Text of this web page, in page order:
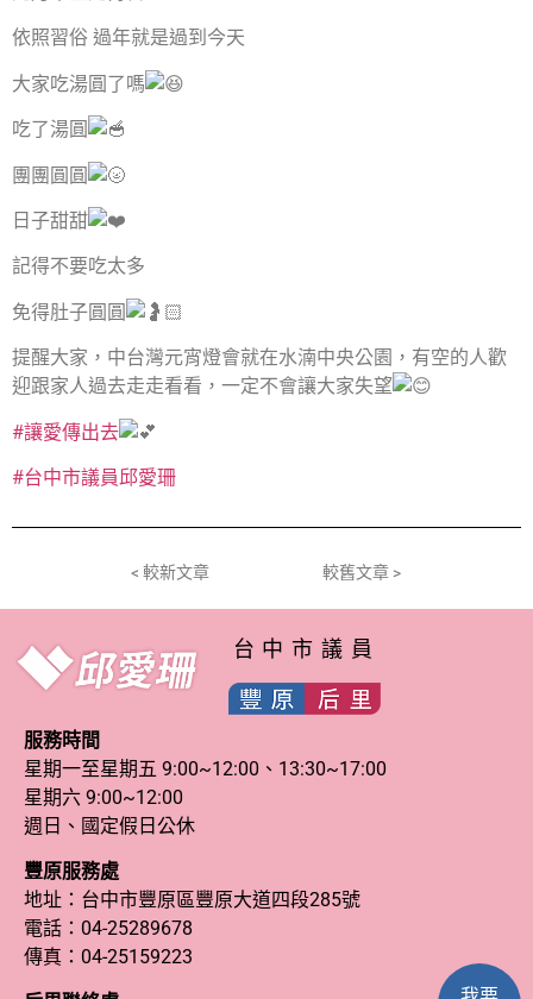
依照習俗 過年就是過到今天
大家吃湯圓了嗎
吃了湯圓
團團圓圓
日子甜甜
記得不要吃太多
免得肚子圓圓
提醒大家，中台灣元宵燈會就在水湳中央公園，有空的人歡
迎跟家人過去走走看看，一定不會讓大家失望
#讓愛傳出去
#台中市議員邱愛珊
< 較新文章 較舊文章 >
台中市議員
服務時間
星期一至星期五 9:00~12:00、13:30~17:00
星期六 9:00~12:00
週日、國定假日公休
豐原服務處
地址：台中市豐原區豐原大道四段285號
電話： 04-25289678
傳真：04-25159223